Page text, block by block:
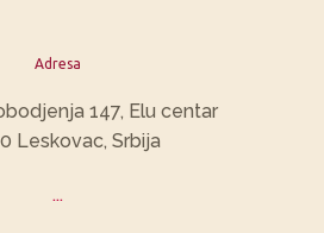
Adresa
147, Elu centar
Leskovac, Srbija
...